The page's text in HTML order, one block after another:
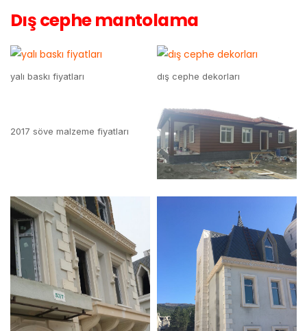
Dış cephe mantolama
yalı baskı fiyatları dış cephe dekorları
2017 söve malzeme fiyatları